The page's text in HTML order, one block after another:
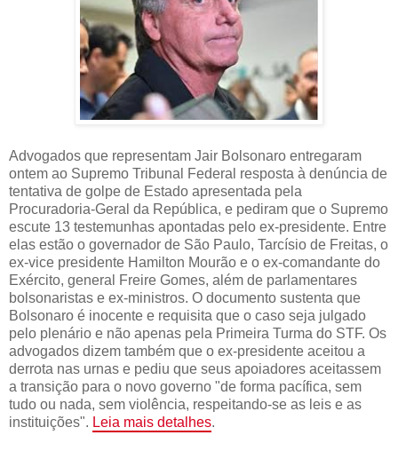
Advogados que representam Jair Bolsonaro entregaram
ontem ao Supremo Tribunal Federal resposta à denúncia de
tentativa de golpe de Estado apresentada pela
Procuradoria-Geral da República, e pediram que o Supremo
escute 13 testemunhas apontadas pelo ex-presidente. Entre
elas estão o governador de São Paulo, Tarcísio de Freitas, o
ex-vice presidente Hamilton Mourão e o ex-comandante do
Exército, general Freire Gomes, além de parlamentares
bolsonaristas e ex-ministros. O documento sustenta que
Bolsonaro é inocente e requisita que o caso seja julgado
pelo plenário e não apenas pela Primeira Turma do STF. Os
advogados dizem também que o ex-presidente aceitou a
derrota nas urnas e pediu que seus apoiadores aceitassem
a transição para o novo governo "de forma pacífica, sem
tudo ou nada, sem violência, respeitando-se as leis e as
instituições". Leia mais detalhes.